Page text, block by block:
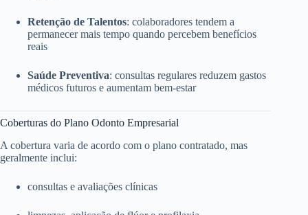
Retenção de Talentos: colaboradores tendem a
permanecer mais tempo quando percebem benefícios
reais
Saúde Preventiva: consultas regulares reduzem gastos
médicos futuros e aumentam bem-estar
Coberturas do Plano Odonto Empresarial
A cobertura varia de acordo com o plano contratado, mas
geralmente inclui:
consultas e avaliações clínicas